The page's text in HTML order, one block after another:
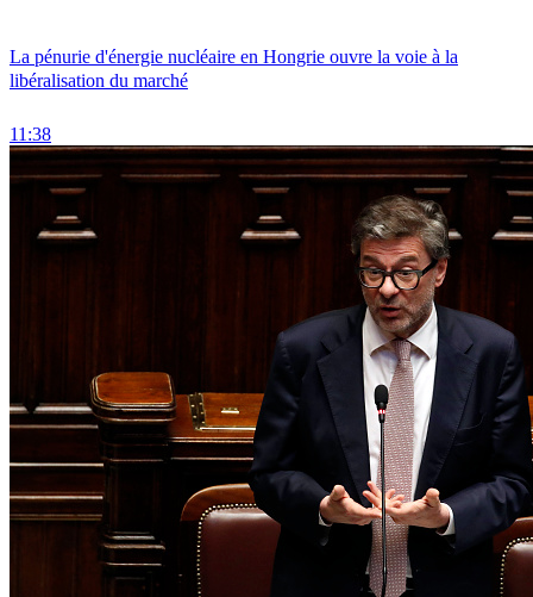
La pénurie d'énergie nucléaire en Hongrie ouvre la voie à la
libéralisation du marché
11:38